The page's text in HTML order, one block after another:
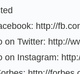
http://
on Twitter: http://
on Instagram: